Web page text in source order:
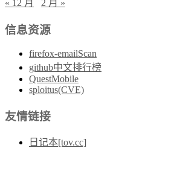
« 12 月 2 月 »
信息资源
firefox-emailScan
github中文排行榜
QuestMobile
sploitus(CVE)
友情链接
日记本[tov.cc]